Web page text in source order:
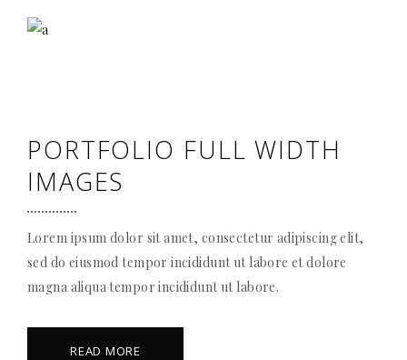
PORTFOLIO FULL WIDTH
IMAGES
Lorem ipsum dolor sit amet, consectetur adipiscing elit,
sed do eiusmod tempor incididunt ut labore et dolore
magna aliqua tempor incididunt ut labore.
READ MORE